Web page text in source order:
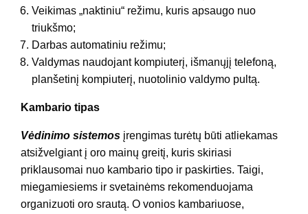
Veikimas „naktiniu“ režimu, kuris apsaugo nuo
triukšmo;
Darbas automatiniu režimu;
Valdymas naudojant kompiuterį, išmanųjį telefoną,
planšetinį kompiuterį, nuotolinio valdymo pultą.
Kambario tipas
Vėdinimo sistemos įrengimas turėtų būti atliekamas
atsižvelgiant į oro mainų greitį, kuris skiriasi
priklausomai nuo kambario tipo ir paskirties. Taigi,
miegamiesiems ir svetainėms rekomenduojama
organizuoti oro srautą. O vonios kambariuose,